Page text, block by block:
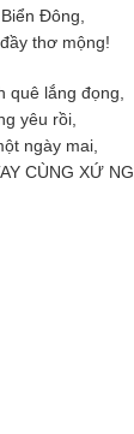
Đông,
thơ mộng!
lắng đọng,
yêu rồi,
ngày mai,
CÙNG XỨ